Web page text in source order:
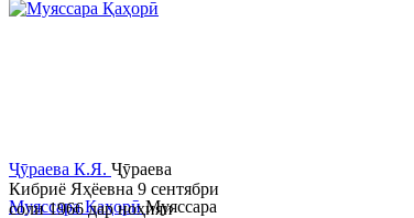
Муяссара ҚаҳорӣМуяссара
Ҷӯраева К.Я. Ҷӯраева
Кибриё Яҳёевна 9 сентябри
соли 1966 дар ноҳияи